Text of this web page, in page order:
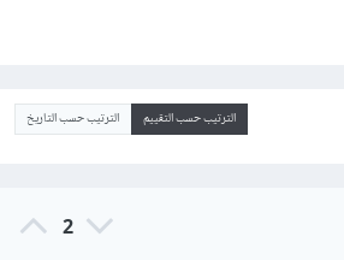
الترتيب حسب التقييم الترتيب حسب التاريخ
2